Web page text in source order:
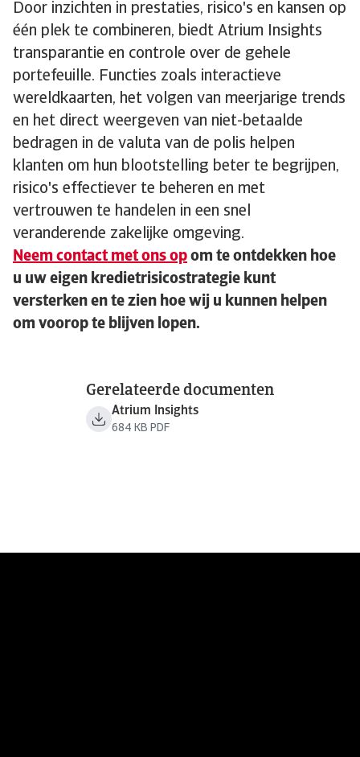
Door inzichten in prestaties, risico's en kansen op
één plek te combineren, biedt Atrium Insights
transparantie en controle over de gehele
portefeuille. Functies zoals interactieve
wereldkaarten, het volgen van meerjarige trends
en het direct weergeven van niet-betaalde
bedragen in de valuta van de polis helpen
klanten om hun blootstelling beter te begrijpen,
risico's effectiever te beheren en met
vertrouwen te handelen in een snel
veranderende zakelijke omgeving.
Neem contact met ons op om te ontdekken hoe
u uw eigen kredietrisicostrategie kunt
versterken en te zien hoe wij u kunnen helpen
om voorop te blijven lopen.
Gerelateerde documenten
Atrium Insights
684 KB PDF